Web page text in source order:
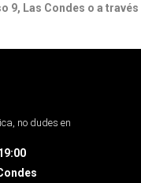
9, Las Condes o a través
no dudes en